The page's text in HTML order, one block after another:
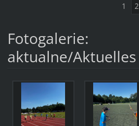
1 2
Fotogalerie:
aktualne/Aktuelles